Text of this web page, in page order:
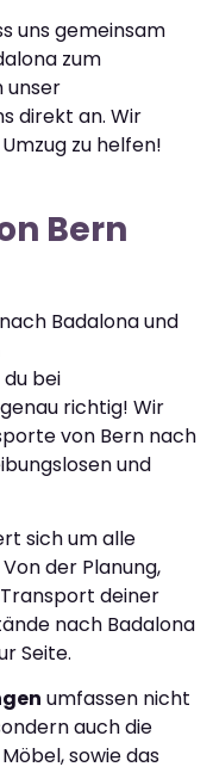
uns gemeinsam
zum
unser
direkt an. Wir
zu helfen!
Bern
Badalona und
bei
richtig! Wir
von Bern nach
und
sich um alle
der Planung,
deiner
nach Badalona
Seite.
umfassen nicht
auch die
sowie das